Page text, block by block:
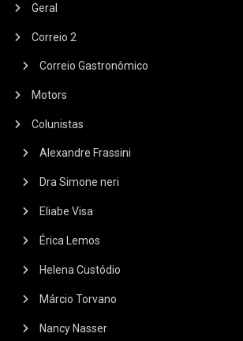
Geral
Correio 2
Correio Gastronômico
Motors
Colunistas
Alexandre Frassini
Dra Simone neri
Eliabe Visa
Érica Lemos
Helena Custódio
Márcio Torvano
Nancy Nasser